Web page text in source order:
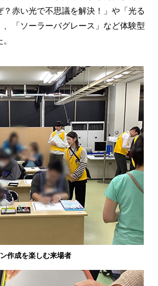
？赤い光で不思議を解決！」や「光る
「ソーラーバグレース」など体験型
作成を楽しむ来場者